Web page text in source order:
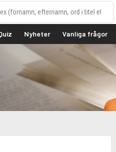
Nyheter Vanliga frågor